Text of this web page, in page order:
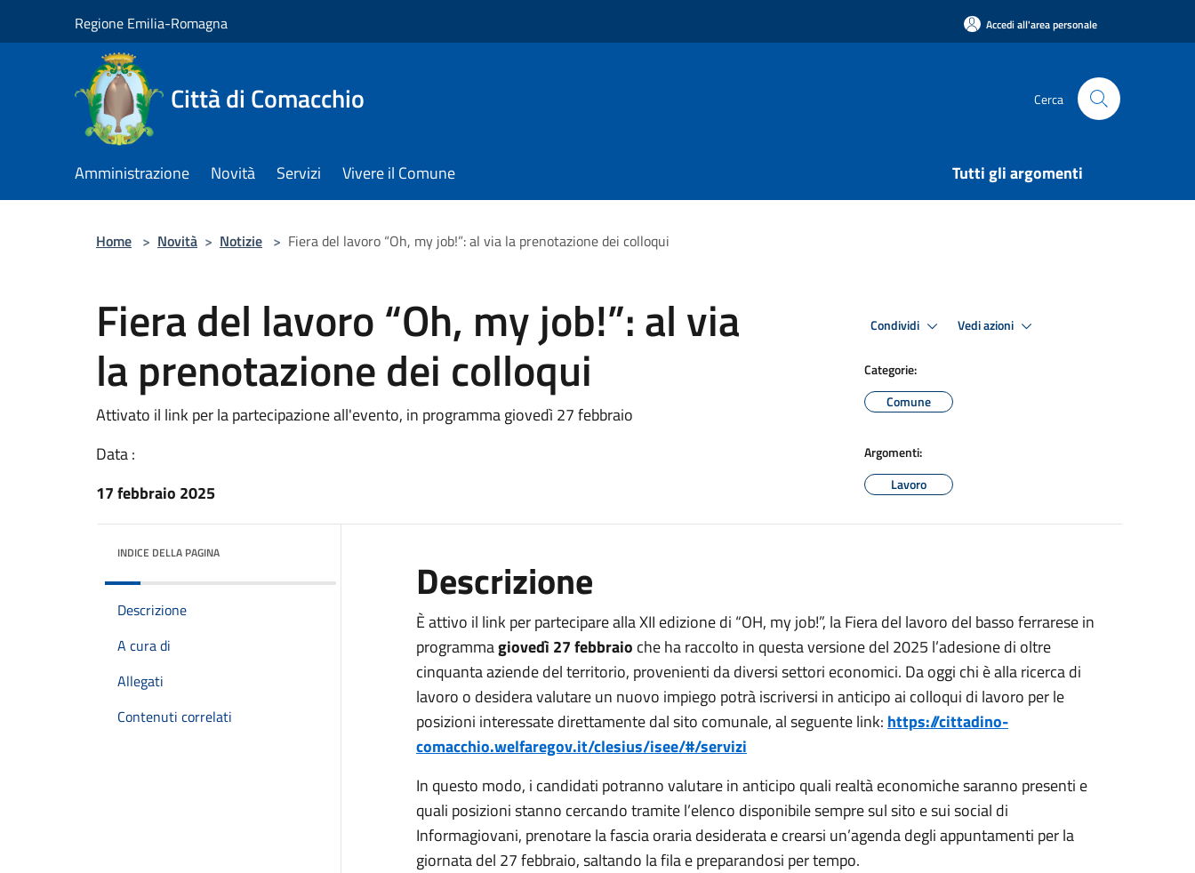
Regione Emilia-Romagna Accedi all'area personale
Città di Comacchio Cerca
Amministrazione Novità Servizi Vivere il Comune Tutti gli argomenti
Home > Novità > Notizie > Fiera del lavoro “Oh, my job!”: al via la prenotazione dei colloqui
Fiera del lavoro “Oh, my job!”: al via
la prenotazione dei colloqui
Attivato il link per la partecipazione all'evento, in programma giovedì 27 febbraio
Data :
17 febbraio 2025
Condividi Vedi azioni
Categorie:
Comune
Argomenti:
Lavoro
INDICE DELLA PAGINA
Descrizione
A cura di
Allegati
Contenuti correlati
Descrizione
È attivo il link per partecipare alla XII edizione di “OH, my job!”, la Fiera del lavoro del basso ferrarese in
programmagiovedì 27 febbraio che ha raccolto in questa versione del 2025 l’adesione di oltre
cinquanta aziende del territorio, provenienti da diversi settori economici. Da oggi chi è alla ricerca di
lavoro o desidera valutare un nuovo impiego potrà iscriversi in anticipo ai colloqui di lavoro per le
posizioni interessate direttamente dal sito comunale, al seguente link: https://cittadino-
comacchio.welfaregov.it/clesius/isee/#/servizi
In questo modo, i candidati potranno valutare in anticipo quali realtà economiche saranno presenti e
quali posizioni stanno cercando tramite l’elenco disponibile sempre sul sito e sui social di
Informagiovani, prenotare la fascia oraria desiderata e crearsi un’agenda degli appuntamenti per la
giornata del 27 febbraio, saltando la fila e preparandosi per tempo.